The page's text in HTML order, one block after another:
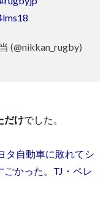
(@nikkan_rugby)
だけでした。
タ自動車に敗れてシ
かった。TJ・ペレ